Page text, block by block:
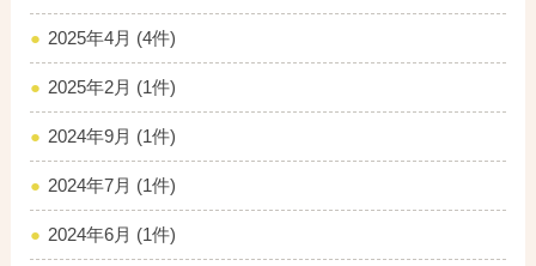
2025年4月 (4件)
2025年2月 (1件)
2024年9月 (1件)
2024年7月 (1件)
2024年6月 (1件)